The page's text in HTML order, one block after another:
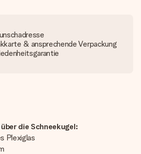
& ansprechende Verpackung
die Schneekugel:
Plexiglas